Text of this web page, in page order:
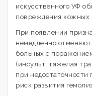
искусственного УФ
повреждения кожных
При появлении
немедленно
больных с
(инсульт, тяжелая
при недостаточности
риск развития